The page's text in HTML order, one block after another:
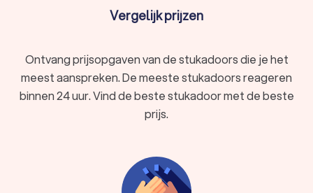
Vergelijk prijzen
Ontvang prijsopgaven van de stukadoors die je het
meest aanspreken. De meeste stukadoors reageren
binnen 24 uur. Vind de beste stukadoor met de beste
prijs.